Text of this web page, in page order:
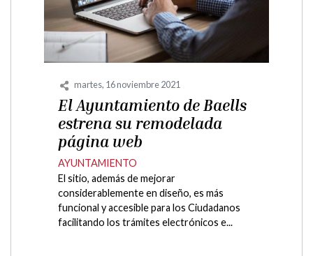
martes, 16 noviembre 2021
El Ayuntamiento de Baells
estrena su remodelada
página web
AYUNTAMIENTO
El sitio, además de mejorar
considerablemente en diseño, es más
funcional y accesible para los Ciudadanos
facilitando los trámites electrónicos e...